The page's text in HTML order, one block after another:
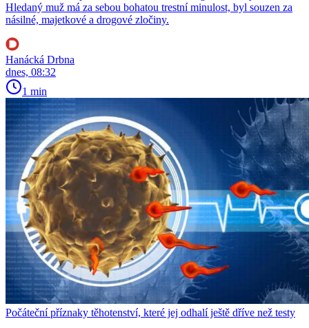
Hledaný muž má za sebou bohatou trestní minulost, byl souzen za
násilné, majetkové a drogové zločiny.
Hanácká Drbna
dnes, 08:32
1 min
Počáteční příznaky těhotenství, které jej odhalí ještě dříve než testy